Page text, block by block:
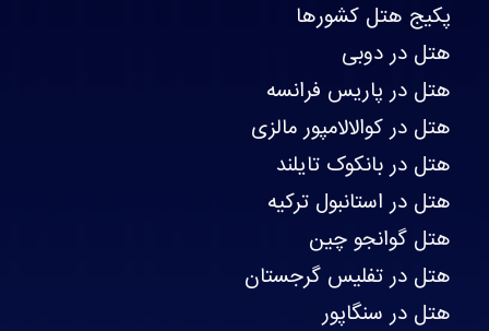
پکیج هتل کشورها
هتل در دوبی
هتل در پاریس فرانسه
هتل در کوالالامپور مالزی
هتل در بانکوک تایلند
هتل در استانبول ترکیه
هتل گوانجو چین
هتل در تفلیس گرجستان
هتل در سنگاپور